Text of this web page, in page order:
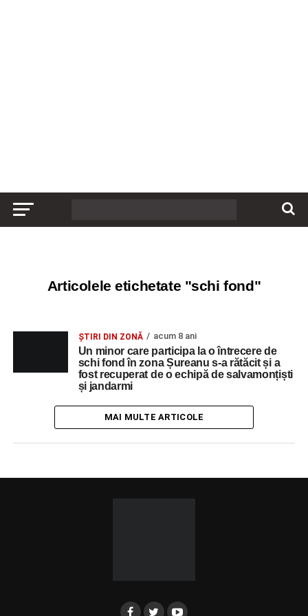
Articolele etichetate "schi fond"
ȘTIRI DIN ZONĂ acum 8 ani
Un minor care participa la o întrecere de
schi fond în zona Șureanu s-a rătăcit și a
fost recuperat de o echipă de salvamonțiști
și jandarmi
MAI MULTE ARTICOLE